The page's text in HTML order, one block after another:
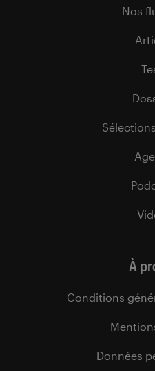
Nos
À
Conditions
Données